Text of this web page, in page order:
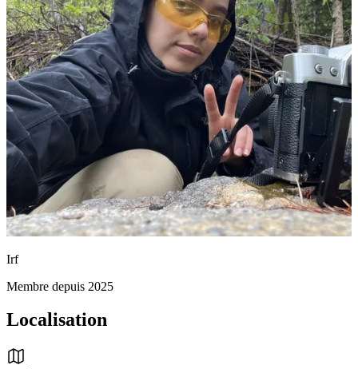
Irf
Membre depuis 2025
Localisation